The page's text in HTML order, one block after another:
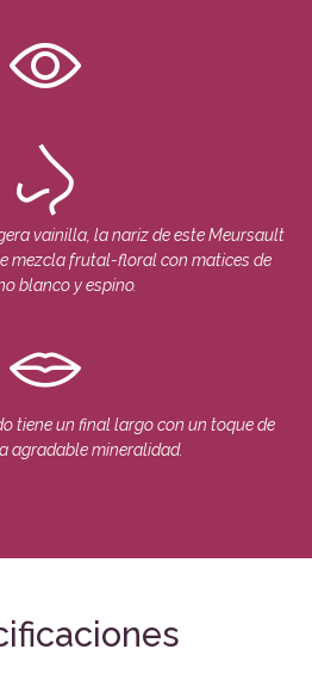
vainilla, la nariz de este Meursault
mezcla frutal-floral con matices de
blanco y espino.
tiene un final largo con un toque de
agradable mineralidad.